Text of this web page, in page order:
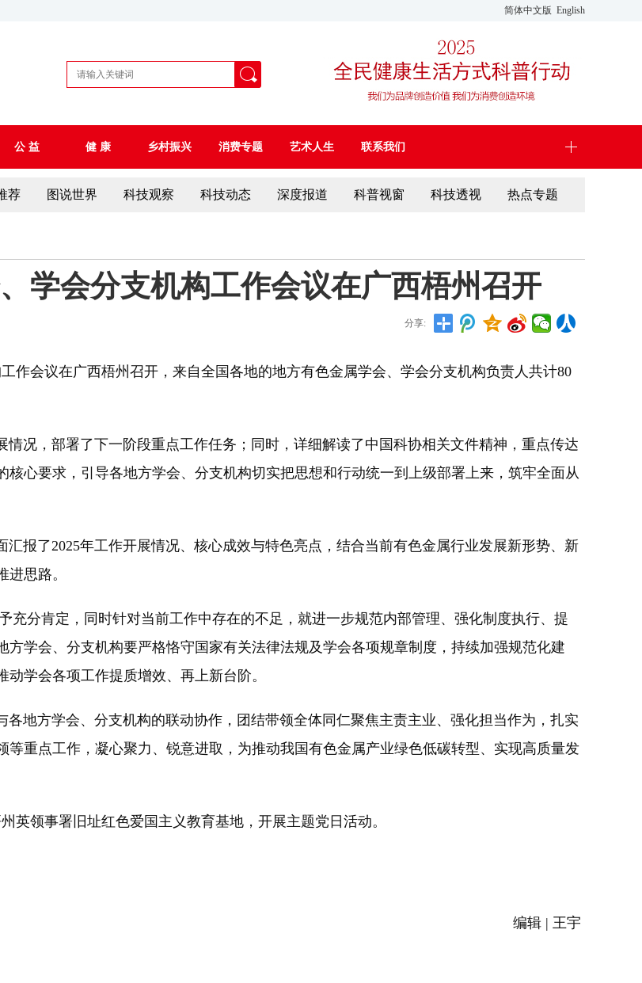
简体中文版 English
公 益 健 康 乡村振兴 消费专题 艺术人生 联系我们
荐 图说世界 科技观察 科技动态 深度报道 科普视窗 科技透视 热点专题
学会分支机构工作会议在广西梧州召开
分享:
会议在广西梧州召开，来自全国各地的地方有色金属学会、学会分支机构负责人共计80
况，部署了下一阶段重点工作任务；同时，详细解读了中国科协相关文件精神，重点传达
心要求，引导各地方学会、分支机构切实把思想和行动统一到上级部署上来，筑牢全面从
了2025年工作开展情况、核心成效与特色亮点，结合当前有色金属行业发展新形势、新
思路。
分肯定，同时针对当前工作中存在的不足，就进一步规范内部管理、强化制度执行、提
学会、分支机构要严格恪守国家有关法律法规及学会各项规章制度，持续加强规范化建
学会各项工作提质增效、再上新台阶。
方学会、分支机构的联动协作，团结带领全体同仁聚焦主责主业、强化担当作为，扎实
重点工作，凝心聚力、锐意进取，为推动我国有色金属产业绿色低碳转型、实现高质量发
领事署旧址红色爱国主义教育基地，开展主题党日活动。
编辑 | 王宇